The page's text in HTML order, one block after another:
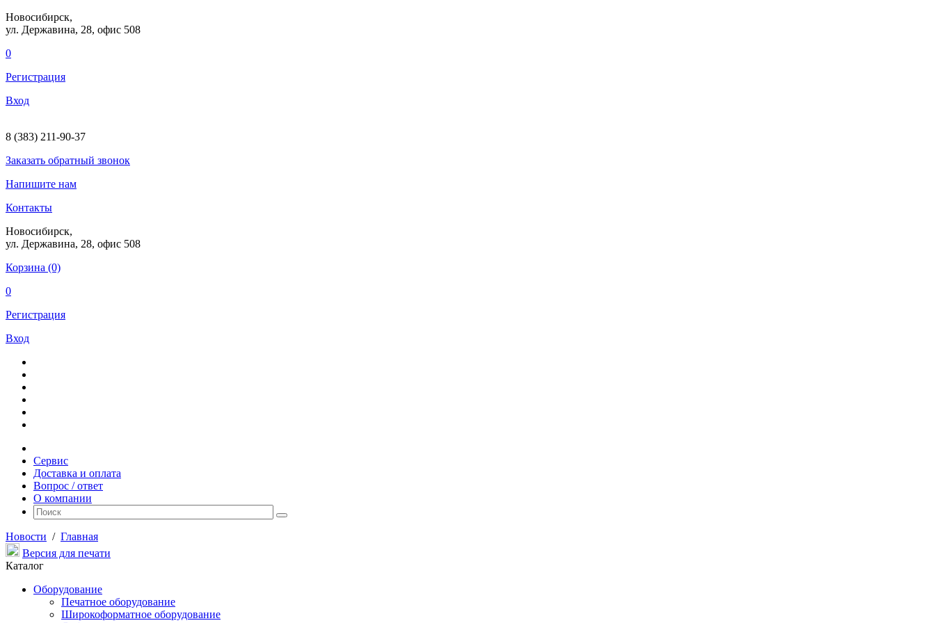
Новосибирск,
ул. Державина, 28, офис 508
0
Регистрация
Вход
8 (383) 211-90-37
Заказать обратный звонок
Напишите нам
Контакты
Новосибирск,
ул. Державина, 28, офис 508
Корзина (0)
0
Регистрация
Вход
Сервис
Доставка и оплата
Вопрос / ответ
О компании
Новости / Главная
Версия для печати
Каталог
Оборудование
Печатное оборудование
Широкоформатное оборудование